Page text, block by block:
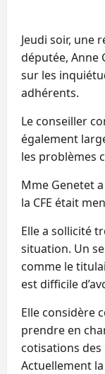
Jeudi soir, une
députée, Anne
sur les
adhérents.
Le conseiller
également
les problèmes
Mme Genetet
la CFE était
Elle a sollicité
situation. Un
comme le
est difficile
Elle considère
prendre en
cotisations des
Actuellement